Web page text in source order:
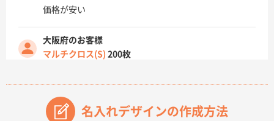
価格が安い
大阪府のお客様
マルチクロス(S) 200枚
原稿データ流用が可能で価格が妥当なこと
兵庫県のお客様名入れデザインの作成方法